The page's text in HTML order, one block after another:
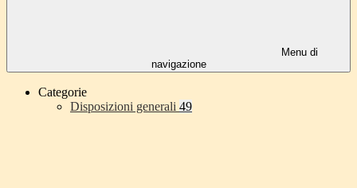
Menu di
navigazione
Categorie
Disposizioni generali 49